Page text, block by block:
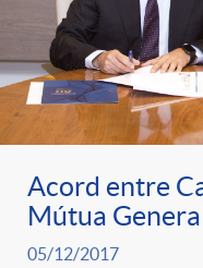
Acord entre
Mútua
05/12/2017